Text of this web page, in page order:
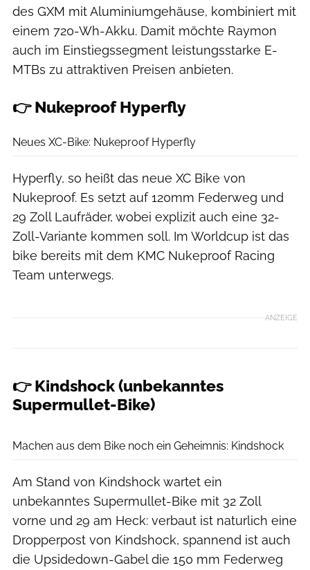
des GXM mit Aluminiumgehäuse, kombiniert mit
einem 720-Wh-Akku. Damit möchte Raymon
auch im Einstiegssegment leistungsstarke E-
MTBs zu attraktiven Preisen anbieten.
👉Nukeproof Hyperfly
Neues XC-Bike: Nukeproof Hyperfly
Hyperfly, so heißt das neue XC Bike von
Nukeproof. Es setzt auf 120mm Federweg und
29 Zoll Laufräder, wobei explizit auch eine 32-
Zoll-Variante kommen soll. Im Worldcup ist das
bike bereits mit dem KMC Nukeproof Racing
Team unterwegs.
ANZEIGE
👉 Kindshock (unbekanntes
Supermullet-Bike)
Machen aus dem Bike noch ein Geheimnis: Kindshock
Am Stand von Kindshock wartet ein
unbekanntes Supermullet-Bike mit 32 Zoll
vorne und 29 am Heck: verbaut ist naturlich eine
Dropperpost von Kindshock, spannend ist auch
die Upsidedown-Gabel die 150 mm Federweg